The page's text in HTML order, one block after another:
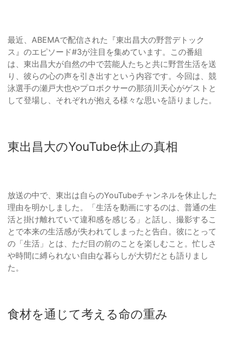
最近、ABEMAで配信された『東出昌大の野営デトック
ス』のエピソード#3が注目を集めています。この番組
は、東出昌大が自然の中で芸能人たちと共に野営生活を送
り、彼らの心の声を引き出すという内容です。今回は、競
泳選手の瀬戸大也やプロボクサーの那須川天心がゲストと
して登場し、それぞれが抱える様々な思いを語りました。
東出昌大のYouTube休止の真相
放送の中で、東出は自らのYouTubeチャンネルを休止した
理由を明かしました。「生活を動画にするのは、普通の生
活と掛け離れていて違和感を感じる」と話し、撮影するこ
とで本来の生活感が失われてしまったと告白。彼にとって
の「生活」とは、ただ目の前のことを楽しむこと。忙しさ
や時間に縛られない自由な暮らしが大切だとも語りまし
た。
食材を通じて考える命の重み